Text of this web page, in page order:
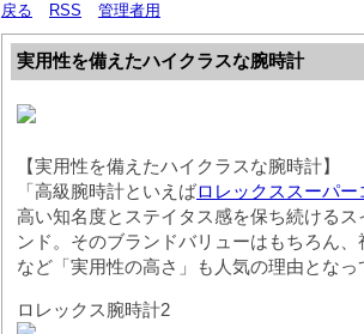
戻る RSS 管理者用
実用性を備えたハイクラスな腕時計
【実用性を備えたハイクラスな腕時計】
「高級腕時計といえばロレックススーパー
高い知名度とステイタス感を保ち続ける
ンド。そのブランドバリューはもちろん
など「実用性の高さ」も人気の理由となっ
ロレックス腕時計2